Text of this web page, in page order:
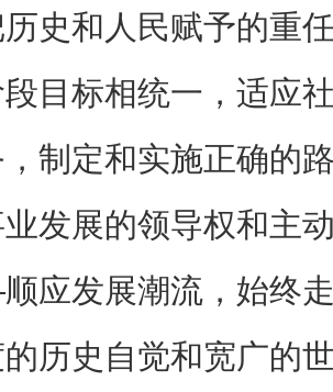
史和人民赋予的重
目标相统一，适应
制定和实施正确的
发展的领导权和主
应发展潮流，始终
历史自觉和宽广的